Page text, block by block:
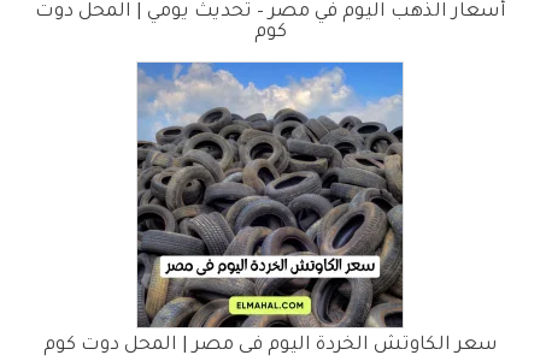
أسعار الذهب اليوم في مصر – تحديث يومي | المحل دوت
كوم
سعر الكاوتش الخردة اليوم فى مصر | المحل دوت كوم